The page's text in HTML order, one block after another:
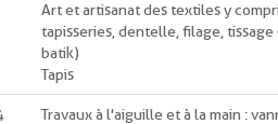
Art et artisanat des textiles y
tapisseries, dentelle, filage,
batik)
Tapis
Travaux à l'aiguille et à la main :